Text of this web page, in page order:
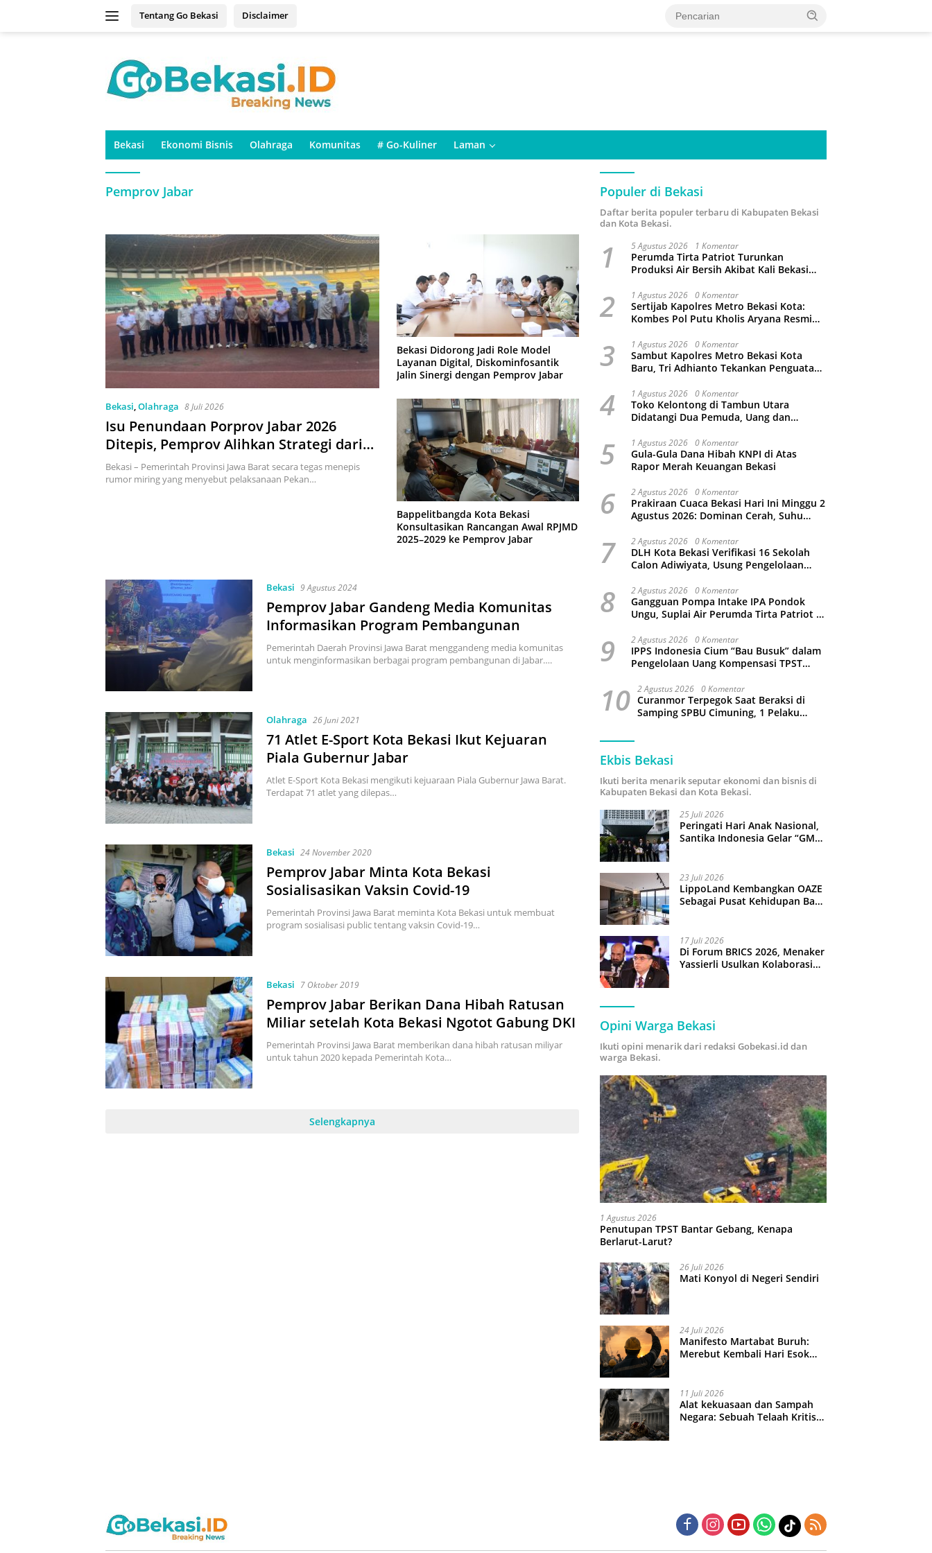
Tentang Go Bekasi Disclaimer
Bekasi Ekonomi Bisnis Olahraga Komunitas # Go-Kuliner Laman
Pemprov Jabar
Bekasi,Olahraga 8 Juli 2026
Isu Penundaan Porprov Jabar 2026
Ditepis, Pemprov Alihkan Strategi dari
Bangun Venue Baru ke Klaster Gotong
Royong
Bekasi – Pemerintah Provinsi Jawa Barat secara tegas menepis
rumor miring yang menyebut pelaksanaan Pekan…
Bekasi Didorong Jadi Role Model
Layanan Digital, Diskominfosantik
Jalin Sinergi dengan Pemprov Jabar
Bappelitbangda Kota Bekasi
Konsultasikan Rancangan Awal RPJMD
2025–2029 ke Pemprov Jabar
Bekasi 9 Agustus 2024
Pemprov Jabar Gandeng Media Komunitas
Informasikan Program Pembangunan
Pemerintah Daerah Provinsi Jawa Barat menggandeng media komunitas
untuk menginformasikan berbagai program pembangunan di Jabar….
Olahraga 26 Juni 2021
71 Atlet E-Sport Kota Bekasi Ikut Kejuaran
Piala Gubernur Jabar
Atlet E-Sport Kota Bekasi mengikuti kejuaraan Piala Gubernur Jawa Barat.
Terdapat 71 atlet yang dilepas…
Bekasi 24 November 2020
Pemprov Jabar Minta Kota Bekasi
Sosialisasikan Vaksin Covid-19
Pemerintah Provinsi Jawa Barat meminta Kota Bekasi untuk membuat
program sosialisasi public tentang vaksin Covid-19…
Bekasi 7 Oktober 2019
Pemprov Jabar Berikan Dana Hibah Ratusan
Miliar setelah Kota Bekasi Ngotot Gabung DKI
Pemerintah Provinsi Jawa Barat memberikan dana hibah ratusan miliyar
untuk tahun 2020 kepada Pemerintah Kota…
Selengkapnya
Populer di Bekasi
Daftar berita populer terbaru di Kabupaten Bekasi
dan Kota Bekasi.
1 5 Agustus 2026 1 Komentar
Perumda Tirta Patriot Turunkan
Produksi Air Bersih Akibat Kali Bekasi
2 1 Agustus 2026 0 Komentar
Sertijab Kapolres Metro Bekasi Kota:
Kombes Pol Putu Kholis Aryana Resmi
Bintoro
3 1 Agustus 2026 0 Komentar
Sambut Kapolres Metro Bekasi Kota
Baru, Tri Adhianto Tekankan Penguatan
4 1 Agustus 2026 0 Komentar
Toko Kelontong di Tambun Utara
Didatangi Dua Pemuda, Uang dan
5 1 Agustus 2026 0 Komentar
Gula-Gula Dana Hibah KNPI di Atas
Rapor Merah Keuangan Bekasi
6 2 Agustus 2026 0 Komentar
Prakiraan Cuaca Bekasi Hari Ini Minggu 2
Agustus 2026: Dominan Cerah, Suhu
7 2 Agustus 2026 0 Komentar
DLH Kota Bekasi Verifikasi 16 Sekolah
Calon Adiwiyata, Usung Pengelolaan
8 2 Agustus 2026 0 Komentar
Gangguan Pompa Intake IPA Pondok
Ungu, Suplai Air Perumda Tirta Patriot di
9 2 Agustus 2026 0 Komentar
IPPS Indonesia Cium “Bau Busuk” dalam
Pengelolaan Uang Kompensasi TPST
10 2 Agustus 2026 0 Komentar
Curanmor Terpegok Saat Beraksi di
Samping SPBU Cimuning, 1 Pelaku
Ekbis Bekasi
Ikuti berita menarik seputar ekonomi dan bisnis di
Kabupaten Bekasi dan Kota Bekasi.
25 Juli 2026
Peringati Hari Anak Nasional,
Santika Indonesia Gelar “GM
23 Juli 2026
LippoLand Kembangkan OAZE
Sebagai Pusat Kehidupan Baru
17 Juli 2026
Di Forum BRICS 2026, Menaker
Yassierli Usulkan Kolaborasi
Opini Warga Bekasi
Ikuti opini menarik dari redaksi Gobekasi.id dan
warga Bekasi.
1 Agustus 2026
Penutupan TPST Bantar Gebang, Kenapa
Berlarut-Larut?
26 Juli 2026
Mati Konyol di Negeri Sendiri
24 Juli 2026
Manifesto Martabat Buruh:
Merebut Kembali Hari Esok
11 Juli 2026
Alat kekuasaan dan Sampah
Negara: Sebuah Telaah Kritis